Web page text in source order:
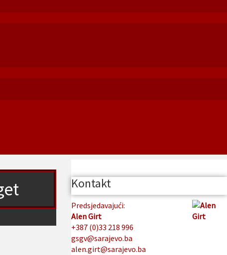
Kontakt
Predsjedavajući:
Alen Girt
+387 (0)33 218 996
gsgv@sarajevo.ba
alen.girt@sarajevo.ba